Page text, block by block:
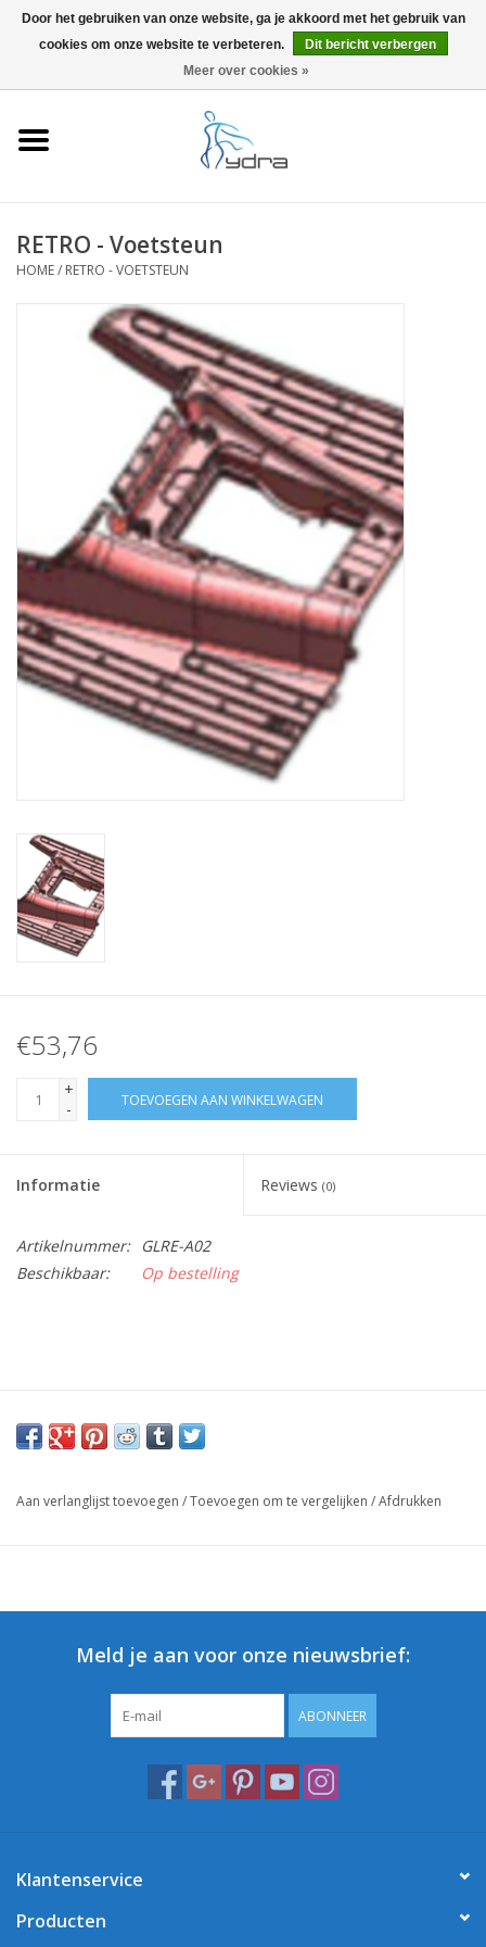
0 Artikelen - €0,00
Accessoires
RETRO - Voetsteun
HOME/ RETRO - VOETSTEUN
€53,76
+
-
TOEVOEGEN AAN WINKELWAGEN
Informatie Reviews (0)
Artikelnummer:
GLRE-A02
Beschikbaar:
Op bestelling
Aan verlanglijst toevoegen /Toevoegen om te vergelijken /Afdrukken
Meld je aan voor onze nieuwsbrief:
ABONNEER
Klantenservice
Producten
Door het gebruiken van onze website, ga je akkoord met het gebruik van
cookies om onze website te verbeteren.
Dit bericht verbergen
Meer over cookies »